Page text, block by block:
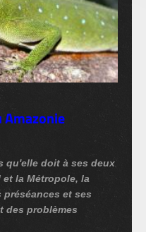
Amazonie
qu'elle doit à ses deux
la Métropole, la
et ses
des problèmes